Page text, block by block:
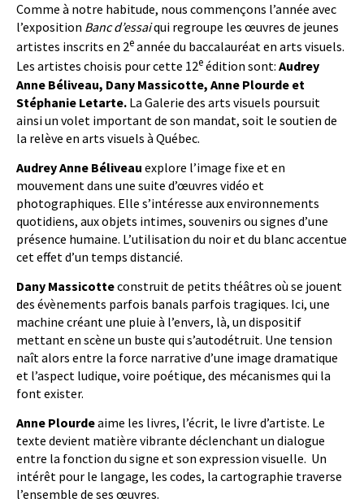
Comme à notre habitude, nous commençons l’année avec
l’exposition Banc d’essaiqui regroupe les œuvres de jeunes
artistes inscrits en 2eannée du baccalauréat en arts visuels.
Les artistes choisis pour cette 12eédition sont: Audrey
Anne Béliveau, Dany Massicotte, Anne Plourde et
Stéphanie Letarte. La Galerie des arts visuels poursuit
ainsi un volet important de son mandat, soit le soutien de
la relève en arts visuels à Québec.
Audrey Anne Béliveau explore l’image fixe et en
mouvement dans une suite d’œuvres vidéo et
photographiques. Elle s’intéresse aux environnements
quotidiens, aux objets intimes, souvenirs ou signes d’une
présence humaine. L’utilisation du noir et du blanc accentue
cet effet d’un temps distancié.
Dany Massicotteconstruit de petits théâtres où se jouent
des évènements parfois banals parfois tragiques. Ici, une
machine créant une pluie à l’envers, là, un dispositif
mettant en scène un buste qui s’autodétruit. Une tension
naît alors entre la force narrative d’une image dramatique
et l’aspect ludique, voire poétique, des mécanismes qui la
font exister.
Anne Plourdeaime les livres, l’écrit, le livre d’artiste. Le
texte devient matière vibrante déclenchant un dialogue
entre la fonction du signe et son expression visuelle. Un
intérêt pour le langage, les codes, la cartographie traverse
l’ensemble de ses œuvres.